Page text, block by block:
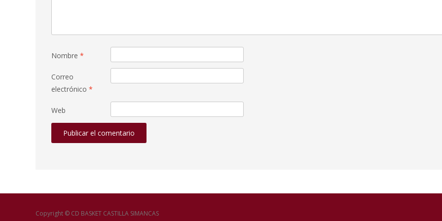
Nombre *
Correo
electrónico *
Web
Copyright © CD BASKET CASTILLA SIMANCAS